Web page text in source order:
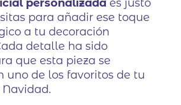
personalizada es justo
para añadir ese toque
a tu decoración
detalle ha sido
que esta pieza se
uno de los favoritos de tu